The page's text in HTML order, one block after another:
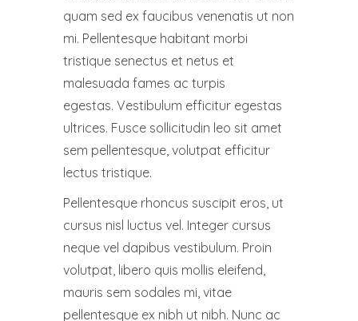
quam sed ex faucibus venenatis ut non
mi. Pellentesque habitant morbi
tristique senectus et netus et
malesuada fames ac turpis
egestas. Vestibulum efficitur egestas
ultrices. Fusce sollicitudin leo sit amet
sem pellentesque, volutpat efficitur
lectus tristique.
Pellentesque rhoncus suscipit eros, ut
cursus nisl luctus vel. Integer cursus
neque vel dapibus vestibulum. Proin
volutpat, libero quis mollis eleifend,
mauris sem sodales mi, vitae
pellentesque ex nibh ut nibh. Nunc ac